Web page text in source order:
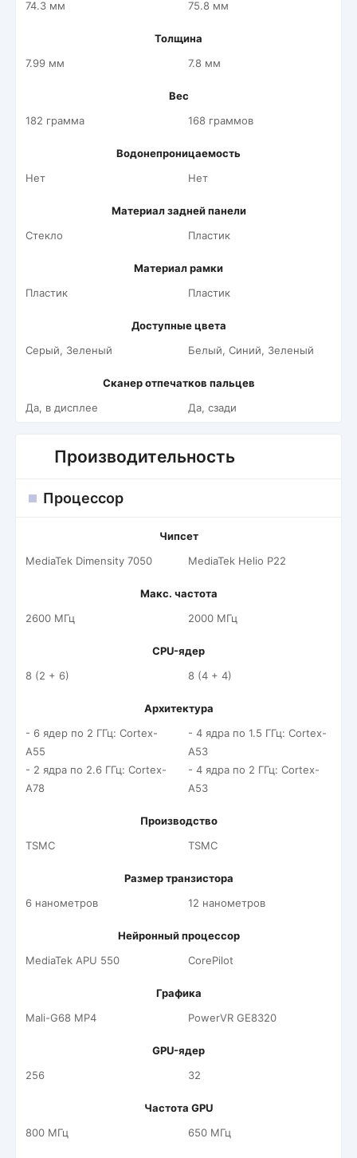
74.3 мм 75.8 мм
Толщина
7.99 мм
7.8 мм
Вес
182 грамма
168 граммов
Водонепроницаемость
Нет
Нет
Материал задней панели
Стекло
Пластик
Материал рамки
Пластик
Пластик
Доступные цвета
Серый, Зеленый
Белый, Синий, Зеленый
Сканер отпечатков пальцев
Да, в дисплее
Да, сзади
Производительность
Процессор
Чипсет
MediaTek Dimensity 7050
MediaTek Helio P22
Макс. частота
2600 МГц
2000 МГц
CPU-ядер
8 (2 + 6)
8 (4 + 4)
Архитектура
- 6 ядер по 2 ГГц: Cortex-
A55
- 2 ядра по 2.6 ГГц: Cortex-
A78
- 4 ядра по 1.5 ГГц: Cortex-
A53
- 4 ядра по 2 ГГц: Cortex-
A53
Производство
TSMC
TSMC
Размер транзистора
6 нанометров
12 нанометров
Нейронный процессор
MediaTek APU 550
CorePilot
Графика
Mali-G68 MP4
PowerVR GE8320
GPU-ядер
256
32
Частота GPU
800 МГц
650 МГц